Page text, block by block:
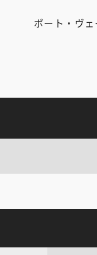
ポート・ヴ